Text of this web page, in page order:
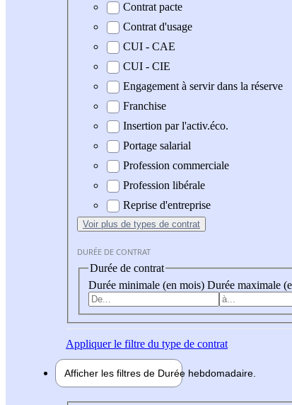
Contrat pacte
Contrat d'usage
CUI - CAE
CUI - CIE
Engagement à servir dans la réserve
Franchise
Insertion par l'activ.éco.
Portage salarial
Profession commerciale
Profession libérale
Reprise d'entreprise
Voir plus de types de contrat
DURÉE DE CONTRAT
Durée de contrat
Durée minimale (en mois) Durée maximale
Appliquerle filtre du type de contrat
Afficher les filtres de Durée hebdomadaire